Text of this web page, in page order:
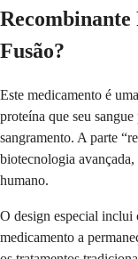
Fusão?
Este medicamento é
proteína que seu
sangramento. A parte
biotecnologia avançada,
humano.
O design especial inclui
medicamento a